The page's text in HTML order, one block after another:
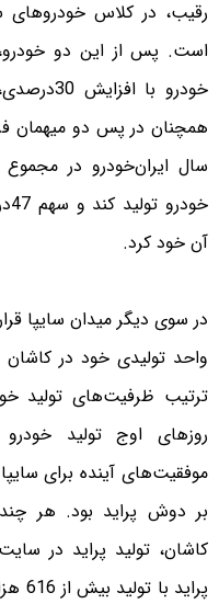
رقیب، در کلاس خودروهای
است. پس از این دو
همچنان در پس دو میهمان
آن خود کرد.
در سوی دیگر میدان سایپا
واحد تولیدی خود در کاشان
ترتیب ظرفیت‌های تولید
روزهای اوج تولید
موفقیت‌های آینده برای
کاشان، تولید پراید در